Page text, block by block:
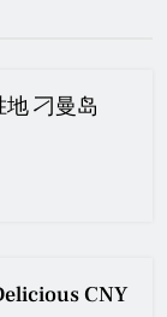
刁曼岛
CNY